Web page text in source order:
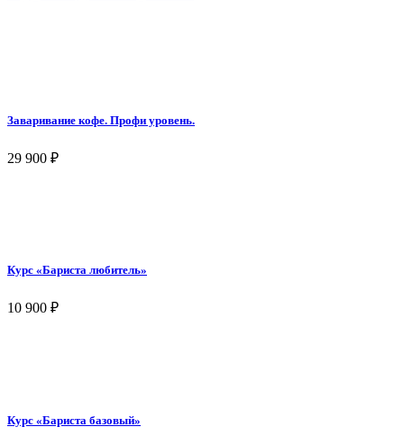
Заваривание кофе. Профи уровень.
29 900 ₽
Курс «Бариста любитель»
10 900 ₽
Курс «Бариста базовый»